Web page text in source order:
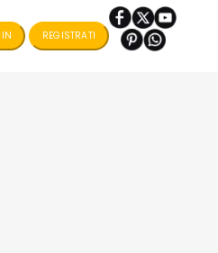
REGISTRATI